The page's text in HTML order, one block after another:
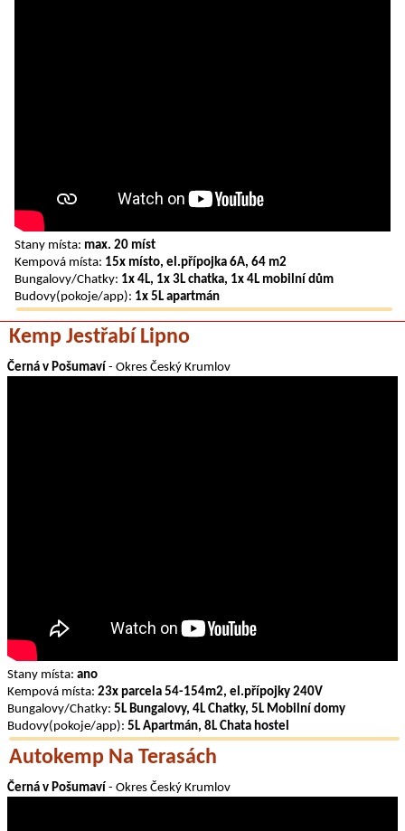
Stany místa: max. 20 míst
Kempová místa: 15x místo, el.přípojka 6A, 64 m2
Bungalovy/Chatky: 1x 4L, 1x 3L chatka, 1x 4L mobilní dům
Budovy(pokoje/app): 1x 5L apartmán
Kemp Jestřabí Lipno
Černá v Pošumaví - Okres Český Krumlov
Stany místa: ano
Kempová místa: 23x parcela 54-154m2, el.přípojky 240V
Bungalovy/Chatky: 5L Bungalovy, 4L Chatky, 5L Mobilní domy
Budovy(pokoje/app): 5L Apartmán, 8L Chata hostel
Autokemp Na Terasách
Černá v Pošumaví - Okres Český Krumlov